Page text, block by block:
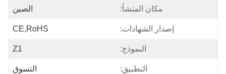
مكان المنشأ: الصين
إصدار الشهادات: CE,RoHS
النموذج: Z1
التطبيق: التسوق